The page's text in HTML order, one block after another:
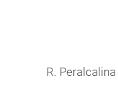
R. Peralcalina